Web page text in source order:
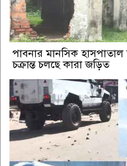
পাবনার মানসিক হাসপাতাল
চক্রান্ত চলছে কারা জড়িত